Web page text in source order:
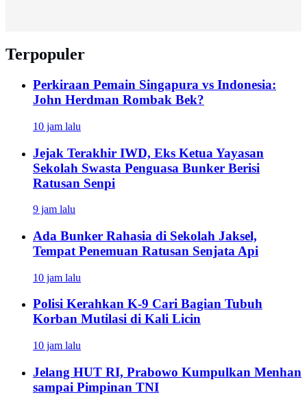
Terpopuler
Perkiraan Pemain Singapura vs Indonesia:
John Herdman Rombak Bek?
10 jam lalu
Jejak Terakhir IWD, Eks Ketua Yayasan
Sekolah Swasta Penguasa Bunker Berisi
Ratusan Senpi
9 jam lalu
Ada Bunker Rahasia di Sekolah Jaksel,
Tempat Penemuan Ratusan Senjata Api
10 jam lalu
Polisi Kerahkan K-9 Cari Bagian Tubuh
Korban Mutilasi di Kali Licin
10 jam lalu
Jelang HUT RI, Prabowo Kumpulkan Menhan
sampai Pimpinan TNI